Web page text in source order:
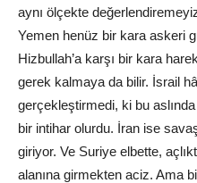
aynı ölçekte
Yemen henüz bir kara askeri
Hizbullah’a karşı bir kara
gerek kalmaya da bilir. İsrail
gerçekleştirmedi, ki bu
bir intihar olurdu. İran ise
giriyor. Ve Suriye elbette,
alanına girmekten aciz. Ama